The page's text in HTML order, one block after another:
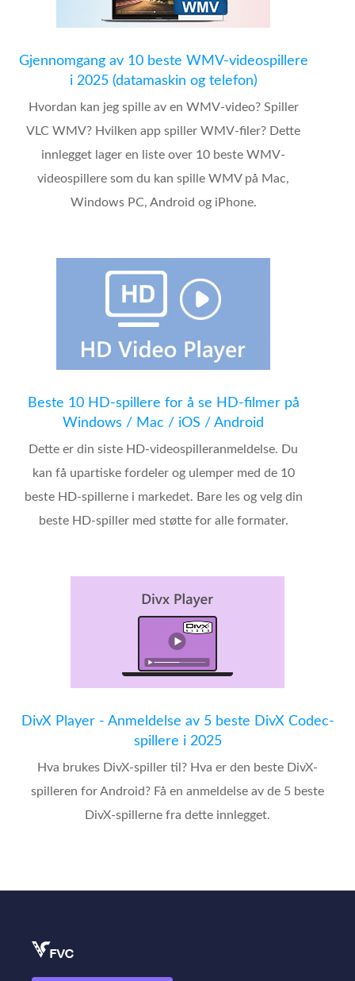
Gjennomgang av 10 beste WMV-videospillere
i 2025 (datamaskin og telefon)
Hvordan kan jeg spille av en WMV-video? Spiller
VLC WMV? Hvilken app spiller WMV-filer? Dette
innlegget lager en liste over 10 beste WMV-
videospillere som du kan spille WMV på Mac,
Windows PC, Android og iPhone.
Beste 10 HD-spillere for å se HD-filmer på
Windows / Mac / iOS / Android
Dette er din siste HD-videospilleranmeldelse. Du
kan få upartiske fordeler og ulemper med de 10
beste HD-spillerne i markedet. Bare les og velg din
beste HD-spiller med støtte for alle formater.
DivX Player - Anmeldelse av 5 beste DivX Codec-
spillere i 2025
Hva brukes DivX-spiller til? Hva er den beste DivX-
spilleren for Android? Få en anmeldelse av de 5 beste
DivX-spillerne fra dette innlegget.